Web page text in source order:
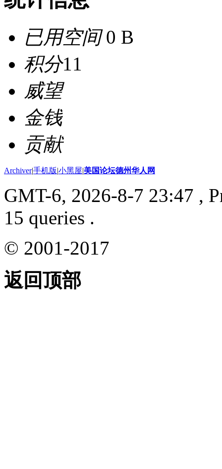
已用空间0 B
积分11
威望
金钱
贡献
Archiver|手机版|小黑屋|美国论坛德州华人网
GMT-6, 2026-8-7 23:47 ,
15 queries .
© 2001-2017
返回顶部